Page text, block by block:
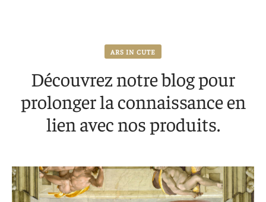
ARS IN CUTE
Découvrez notre blog pour
prolonger la connaissance en
lien avec nos produits.